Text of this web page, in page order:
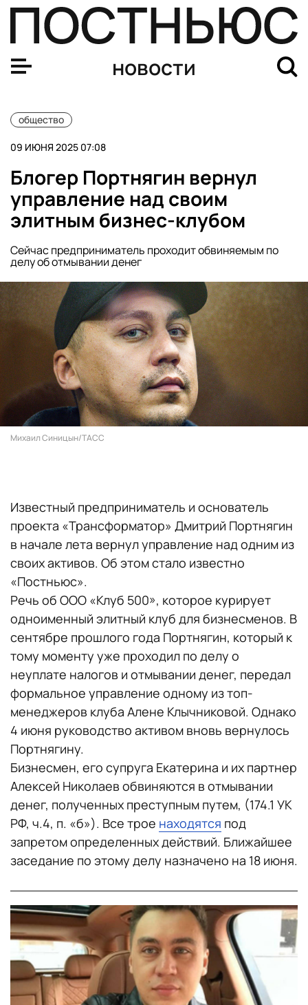
новости
общество
09 ИЮНЯ 2025 07:08
Блогер Портнягин вернул
управление над своим
элитным бизнес-клубом
Сейчас предприниматель проходит обвиняемым по
делу об отмывании денег
Михаил Синицын/ТАСС
Известный предприниматель и основатель
проекта «Трансформатор» Дмитрий Портнягин
в начале лета вернул управление над одним из
своих активов. Об этом стало известно
«Постньюс».
Речь об ООО «Клуб 500», которое курирует
одноименный элитный клуб для бизнесменов. В
сентябре прошлого года Портнягин, который к
тому моменту уже проходил по делу о
неуплате налогов и отмывании денег, передал
формальное управление одному из топ-
менеджеров клуба Алене Клычниковой. Однако
4 июня руководство активом вновь вернулось
Портнягину.
Бизнесмен, его супруга Екатерина и их партнер
Алексей Николаев обвиняются в отмывании
денег, полученных преступным путем, (174.1 УК
РФ, ч.4, п. «б»). Все трое находятся под
запретом определенных действий. Ближайшее
заседание по этому делу назначено на 18 июня.
Тарифы ЖКХ в России с июля вырастут в среднем на